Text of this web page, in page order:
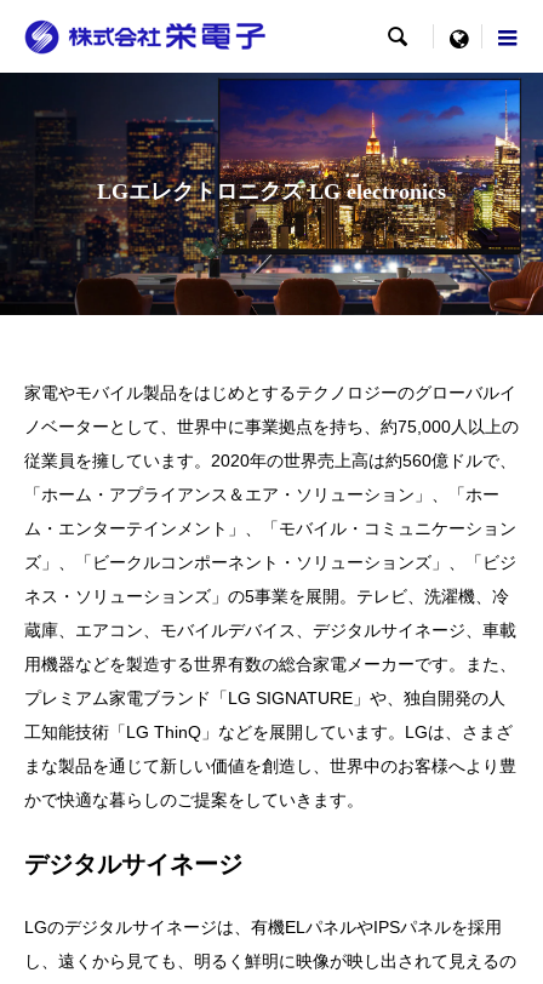
 menu
LGエレクトロニクス LG electronics
家電やモバイル製品をはじめとするテクノロジーのグローバルイ
ノベーターとして、世界中に事業拠点を持ち、約75,000人以上の
従業員を擁しています。2020年の世界売上高は約560億ドルで、
「ホーム・アプライアンス＆エア・ソリューション」、「ホー
ム・エンターテインメント」、「モバイル・コミュニケーション
ズ」、「ビークルコンポーネント・ソリューションズ」、「ビジ
ネス・ソリューションズ」の5事業を展開。テレビ、洗濯機、冷
蔵庫、エアコン、モバイルデバイス、デジタルサイネージ、車載
用機器などを製造する世界有数の総合家電メーカーです。また、
プレミアム家電ブランド「LG SIGNATURE」や、独自開発の人
工知能技術「LG ThinQ」などを展開しています。LGは、さまざ
まな製品を通じて新しい価値を創造し、世界中のお客様へより豊
かで快適な暮らしのご提案をしていきます。
デジタルサイネージ
LGのデジタルサイネージは、有機ELパネルやIPSパネルを採用
し、遠くから見ても、明るく鮮明に映像が映し出されて見えるの